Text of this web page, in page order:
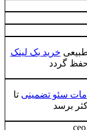
خرید بک لینک
حفظ گردد
سئو تضمینی تا
برسد